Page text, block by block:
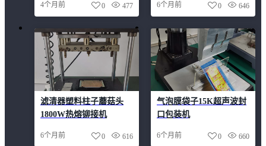
4个月前 477
0 6个月前 646
0
滤清器塑料柱子蘑菇头
1800W热熔铆接机
6个月前 616
0
气泡膜袋子15K超声波封
口包装机
6个月前 660
0